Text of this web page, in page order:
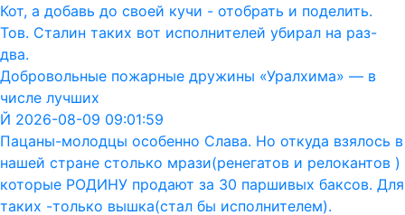
Кот, а добавь до своей кучи - отобрать и поделить.
Тов. Сталин таких вот исполнителей убирал на раз-
два.
Добровольные пожарные дружины «Уралхима» — в
числе лучших
Й 2026-08-09 09:01:59
Пацаны-молодцы особенно Слава. Но откуда взялось в
нашей стране столько мрази(ренегатов и релокантов )
которые РОДИНУ продают за 30 паршивых баксов. Для
таких -только вышка(стал бы исполнителем).